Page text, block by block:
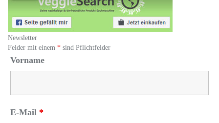
Newsletter
Felder mit einem * sind Pflichtfelder
Vorname
E-Mail *